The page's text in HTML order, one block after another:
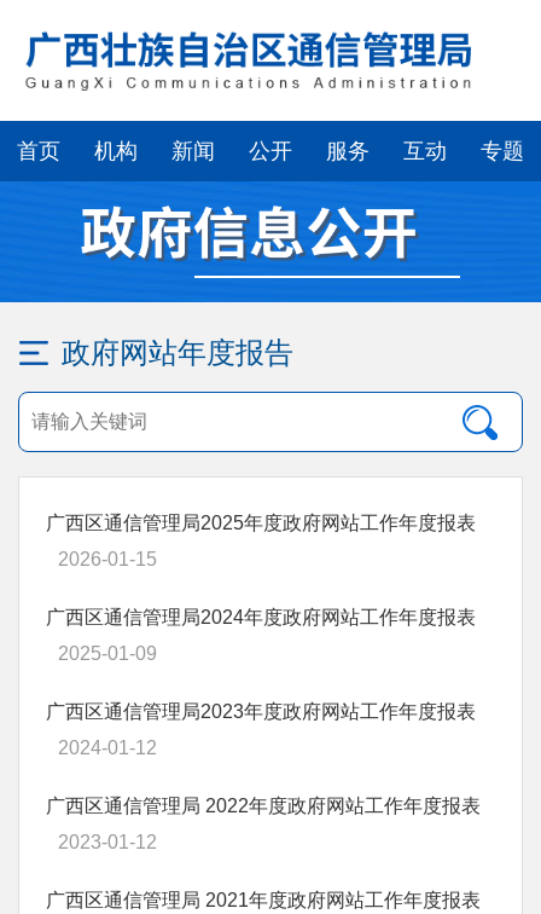
首页 机构 新闻 公开 服务 互动 专题
政府网站年度报告
广西区通信管理局2025年度政府网站工作年度报表
2026-01-15
广西区通信管理局2024年度政府网站工作年度报表
2025-01-09
广西区通信管理局2023年度政府网站工作年度报表
2024-01-12
广西区通信管理局 2022年度政府网站工作年度报表
2023-01-12
广西区通信管理局 2021年度政府网站工作年度报表